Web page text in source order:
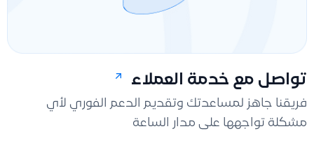
تواصل مع خدمة العملاء
فريقنا جاهز لمساعدتك وتقديم الدعم الفوري لأي
مشكلة تواجهها على مدار الساعة